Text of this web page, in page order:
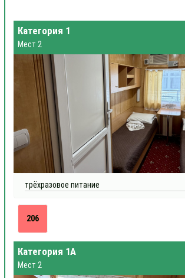
Категория 1
Мест 2
трёхразовое питание
206
Категория 1А
Мест 2